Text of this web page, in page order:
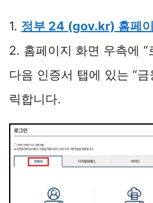
1. 정부 24 (gov.kr) 홈페이
2. 홈페이지 화면 우측에 “
다음 인증서 탭에 있는 “
릭합니다.